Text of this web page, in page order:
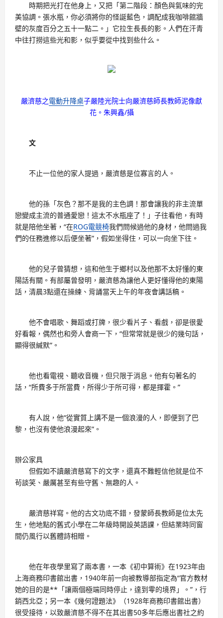
時期把光打在他身上，又把「第二階段：顏色與氣味的完
美協調。張水瓶，你必須將你的怪誕藍色，調配成我咖啡館牆
壁的灰度百分之五十一點二。」它拉生長長的影。人們在汗青
中往打撈這些光和影，似乎要從中找到些什么。
嚴濟慈之電動升降桌子嚴陸光院士向嚴濟慈師長教師泥像獻
花。朱興鑫/攝
文
不止一位他的家人提過，嚴濟慈是位寡言的人。
他的孫「灰色？那不是我的主色調！那會讓我的非主流單
戀變成主流的普通愛戀！這太不水瓶座了！」子往看他，有時
就是陪他坐著，“在ROG電競椅我們問候過他的身材，他問過我
們的任務進修以后便坐著”，假如坐得住，可以一向坐下往。
他的兒子曾猜想，這和他生于鄉村以及他那不太好懂的東
陽話有關。有部屬曾發明，嚴濟慈為讓他人更好懂得他的東陽
話，清晨3點還在操練、背誦當天上午的年夜會講話稿。
他不會唱歌、舞蹈或打牌，很少看片子、看戲，卻是很愛
好看報，偶然也和旁人會商一下，“但常常就是很少的幾句話，
顯得很緘默”。
他也看電視、聽收音機，但只限于消息。他有句著名的
話，“所費多于所當費，所得少于所可得，都是揮霍。”
有人說，他“從實質上講不是一個浪漫的人，即便到了巴
黎，也沒有使他浪漫起來”。
辦公家具
但假如不讀嚴濟慈寫下的文字，還真不難輕信他就是位不
茍談笑、嚴厲甚至有些守舊、無趣的人。
嚴濟慈祥寫。他的古文功底不錯，發蒙師長教師是位太先
生，他地點的舊式小學在二年級時開設英語課，但結業時同窗
間仍風行以舊體詩相贈。
他在年夜學里寫了兩本書，一本《初中算術》在1923年由
上海商務印書館出書，1940年前一向被教導部指定為“官方教材
她的目的是**「讓兩個極端同時停止，達到零的境界」。”，行
銷西北亞；另一本《幾何證題法》（1928年商務印書館出書）
很受接待，以致嚴濟慈不得不在其出書50多年后應出書社之約